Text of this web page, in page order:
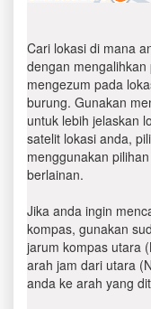
Cari lokasi di mana
dengan
mengezum pada
burung. Gunakan
untuk lebih jelaskan
satelit lokasi anda,
menggunakan
berlainan.
Jika anda ingin
kompas, gunakan
jarum kompas utara
arah jam dari utara
anda ke arah yang